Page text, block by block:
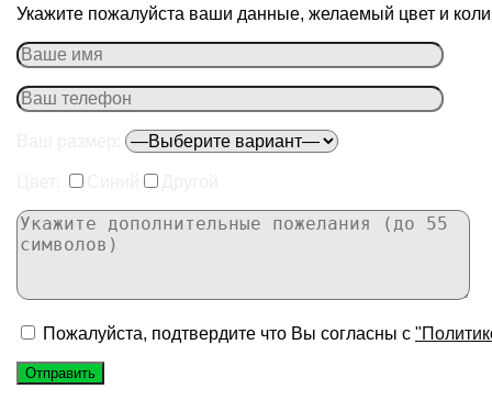
Укажите пожалуйста ваши данные, желаемый цвет и
Пожалуйста, подтвердите что Вы согласны с